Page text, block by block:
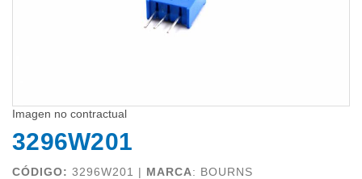
Imagen no contractual
3296W201
CÓDIGO: 3296W201 | MARCA: BOURNS